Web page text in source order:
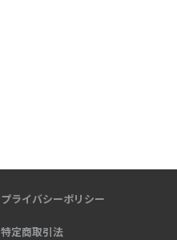
プライバシーポリシー
特定商取引法